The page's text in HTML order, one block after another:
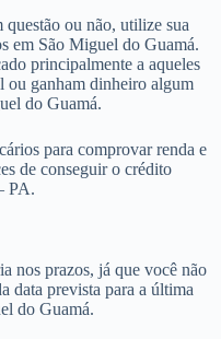
bancos oferecem juros
é vantajoso que antes de
taxas de juros especiais em
com mais facilidade as
o que aumenta suas
São Miguel do Guamá –
questão ou não, utilize sua
em São Miguel do Guamá.